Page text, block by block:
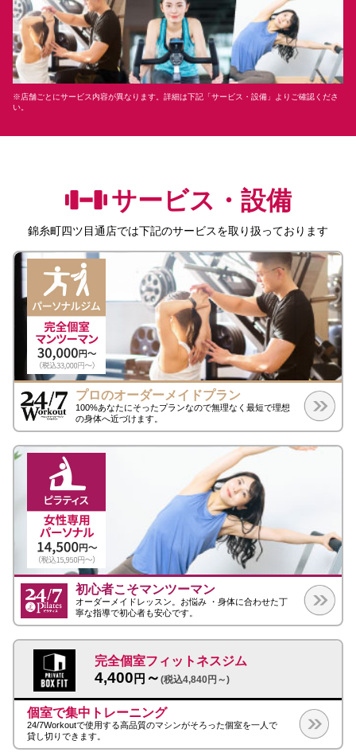
※店舗ごとにサービス内容が異なります。詳細は下記「サービス・設備」よりご確認くださ
い。
サービス・設備
錦糸町四ツ目通店では下記のサービスを取り扱っております
プロのオーダーメイドプラン
100%あなたにそったプランなので無理なく最短で理想
の身体へ近づけます。
初心者こそマンツーマン
オーダーメイドレッスン。お悩み ・身体に合わせた丁
寧な指導で初心者も安心です。
完全個室フィットネスジム
4,400 円 ～ (税込4,840円～)
個室で集中トレーニング
24/7Workoutで使用する高品質のマシンがそろった個室を一人で
貸し切りできます。